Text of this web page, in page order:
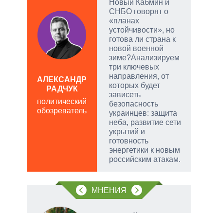
Новый Кабмин и
СНБО говорят о
«планах
устойчивости», но
готова ли страна к
новой военной
зиме?Анализируем
три ключевых
направления, от
которых будет
зависеть
безопасность
украинцев: защита
неба, развитие сети
укрытий и
готовность
энергетики к новым
российским атакам.
АЛЕКСАНДР
РАДЧУК
политический
обозреватель
МНЕНИЯ